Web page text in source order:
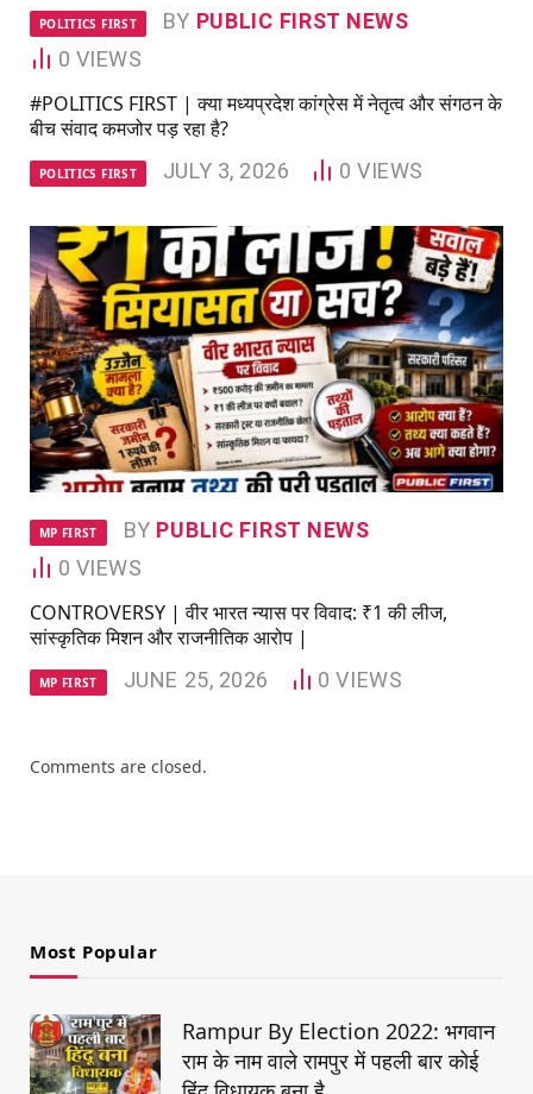
POLITICS FIRST BY PUBLIC FIRST NEWS
0 VIEWS
#POLITICS FIRST | क्या मध्यप्रदेश कांग्रेस में नेतृत्व और संगठन के
बीच संवाद कमजोर पड़ रहा है?
POLITICS FIRST JULY 3, 2026 0VIEWS
MP FIRST BY PUBLIC FIRST NEWS
0 VIEWS
CONTROVERSY | वीर भारत न्यास पर विवाद: ₹1 की लीज,
सांस्कृतिक मिशन और राजनीतिक आरोप |
MP FIRST JUNE 25, 2026 0VIEWS
Comments are closed.
Most Popular
Rampur By Election 2022: भगवान
राम के नाम वाले रामपुर में पहली बार कोई